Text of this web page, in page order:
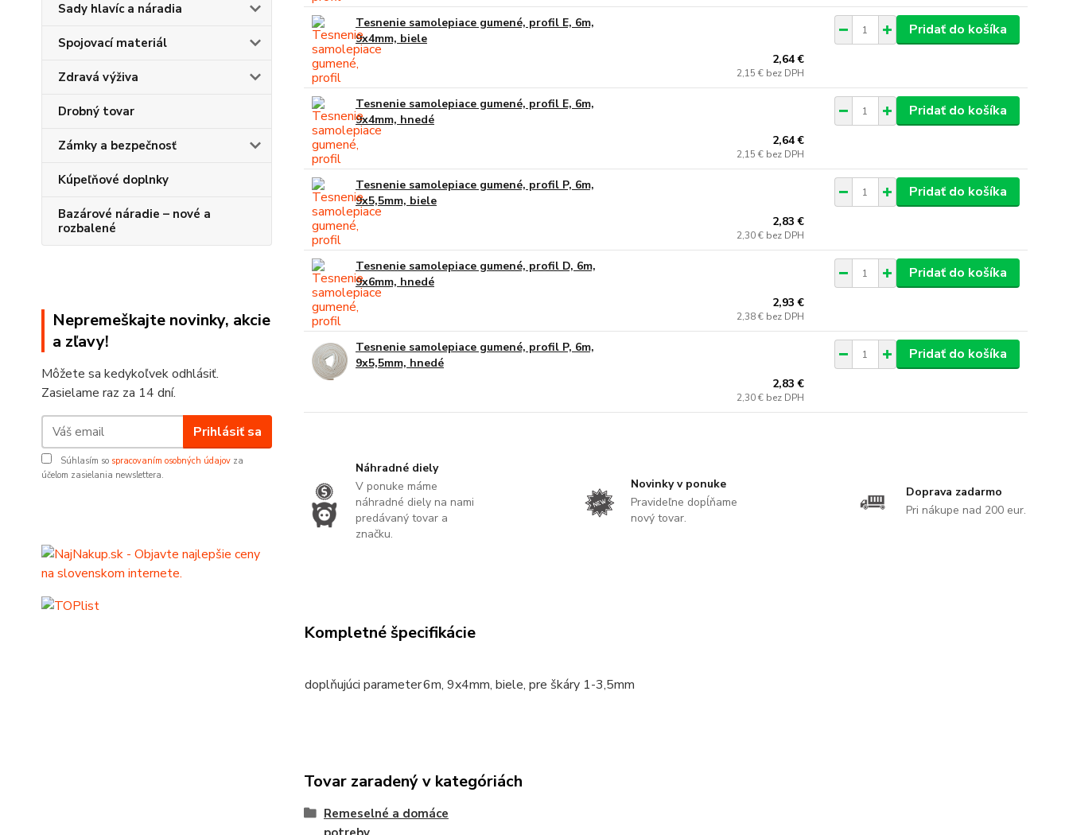
Sady hlavíc a náradia
Spojovací materiál
Zdravá výživa
Drobný tovar
Zámky a bezpečnosť
Kúpeľňové doplnky
Bazárové náradie – nové a
rozbalené
Nepremeškajte novinky, akcie
a zľavy!
Môžete sa kedykoľvek odhlásiť.
Zasielame raz za 14 dní.
Prihlásiť sa
Súhlasím so spracovaním osobných údajov za
účelom zasielania newslettera.
Tesnenie samolepiace gumené, profil E, 6m,
9x4mm, biele
2,64 €
2,15 € bez DPH
Pridať do košíka
Tesnenie samolepiace gumené, profil E, 6m,
9x4mm, hnedé
2,64 €
2,15 € bez DPH
Pridať do košíka
Tesnenie samolepiace gumené, profil P, 6m,
9x5,5mm, biele
2,83 €
2,30 € bez DPH
Pridať do košíka
Tesnenie samolepiace gumené, profil D, 6m,
9x6mm, hnedé
2,93 €
2,38 € bez DPH
Pridať do košíka
Tesnenie samolepiace gumené, profil P, 6m,
9x5,5mm, hnedé
2,83 €
2,30 € bez DPH
Pridať do košíka
Náhradné diely
V ponuke máme
náhradné diely na nami
predávaný tovar a
značku.
Novinky v ponuke
Pravideľne dopĺňame
nový tovar.
Doprava zadarmo
Pri nákupe nad 200 eur.
Kompletné špecifikácie
doplňujúci parameter6m, 9x4mm, biele, pre škáry 1-3,5mm
Tovar zaradený v kategóriách
Remeselné a domáce